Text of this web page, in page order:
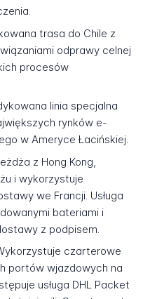
trasa do Chile z
odprawy celnej
procesów
linia specjalna
rynków e-
w Ameryce Łacińskiej.
z Hong Kong,
i wykorzystuje
we Francji. Usługa
bateriami i
z podpisem.
czarterowe
portów wjazdowych na
usługa DHL Packet